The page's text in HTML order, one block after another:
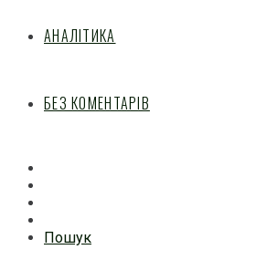
АНАЛІТИКА
БЕЗ КОМЕНТАРІВ
Пошук